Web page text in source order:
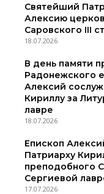
Святейший
Алексию
Саровского III
18.07.2026
В день памяти
Радонежского
Алексий
Кириллу за
лавре
18.07.2026
Епископ
Патриарху
преподобного
Сергиевой
17.07.2026